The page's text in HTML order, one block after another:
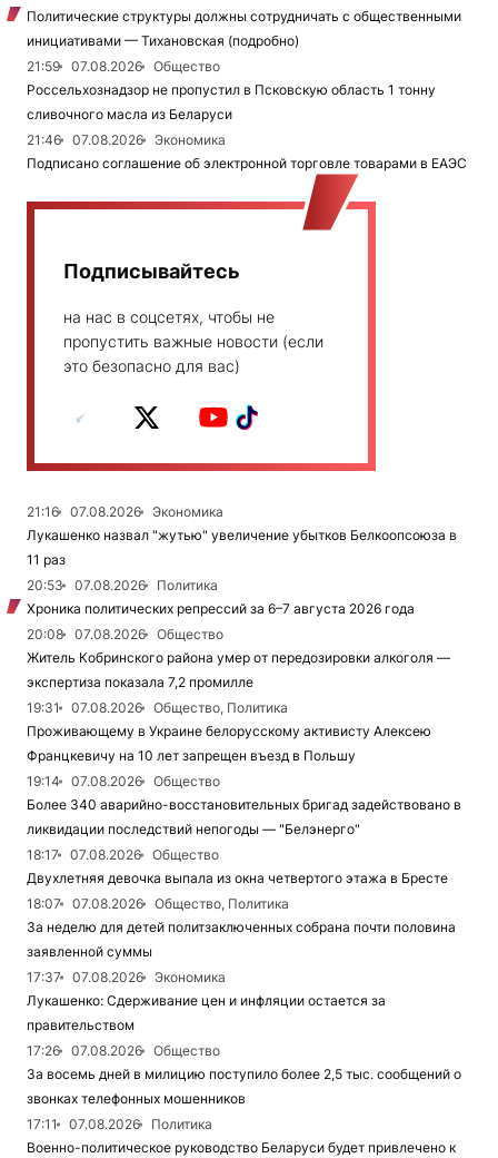
Политические структуры должны сотрудничать с общественными
инициативами — Тихановская (подробно)
21:59
07.08.2026
Общество
Россельхознадзор не пропустил в Псковскую область 1 тонну
сливочного масла из Беларуси
21:46
07.08.2026
Экономика
Подписано соглашение об электронной торговле товарами в ЕАЭС
Подписывайтесь
на нас в соцсетях, чтобы не
пропустить важные новости (если
это безопасно для вас)
21:16 07.08.2026
Экономика
Лукашенко назвал "жутью" увеличение убытков Белкоопсоюза в
11 раз
20:53
07.08.2026
Политика
Хроника политических репрессий за 6–7 августа 2026 года
20:08
07.08.2026
Общество
Житель Кобринского района умер от передозировки алкоголя —
экспертиза показала 7,2 промилле
19:31
07.08.2026
Общество, Политика
Проживающему в Украине белорусскому активисту Алексею
Францкевичу на 10 лет запрещен въезд в Польшу
19:14
07.08.2026
Общество
Более 340 аварийно-восстановительных бригад задействовано в
ликвидации последствий непогоды — "Белэнерго"
18:17
07.08.2026
Общество
Двухлетняя девочка выпала из окна четвертого этажа в Бресте
18:07
07.08.2026
Общество, Политика
За неделю для детей политзаключенных собрана почти половина
заявленной суммы
17:37
07.08.2026
Экономика
Лукашенко: Сдерживание цен и инфляции остается за
правительством
17:26
07.08.2026
Общество
За восемь дней в милицию поступило более 2,5 тыс. сообщений о
звонках телефонных мошенников
17:11
07.08.2026
Политика
Военно-политическое руководство Беларуси будет привлечено к